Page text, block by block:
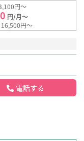
円～
円/月～
円～
電話する